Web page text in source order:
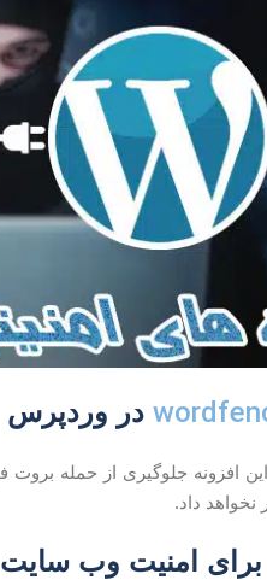
در وردپرس
افزونه جلوگیری از حمله
نخواهد داد.
برای امنیت وب